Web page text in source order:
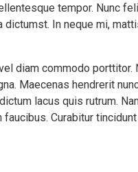
tempor. Nunc
In neque mi,
diam commodo porttitor.
Maecenas hendrerit
lacus quis rutrum.
Curabitur